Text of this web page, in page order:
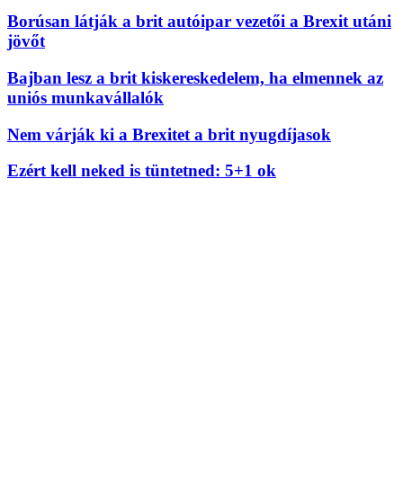
Borúsan látják a brit autóipar vezetői a Brexit utáni
jövőt
Bajban lesz a brit kiskereskedelem, ha elmennek az
uniós munkavállalók
Nem várják ki a Brexitet a brit nyugdíjasok
Ezért kell neked is tüntetned: 5+1 ok